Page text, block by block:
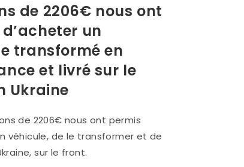
de 2206€ nous ont
un
transformé en
et livré sur le
Ukraine
de 2206€ nous ont permis
véhicule, de le transformer et de
sur le front.